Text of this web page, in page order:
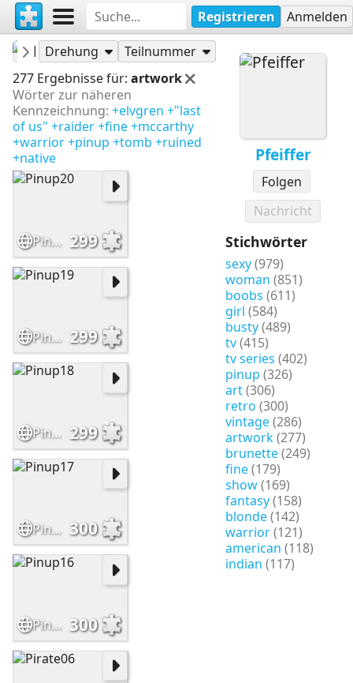
Registrieren Anmelden
Pfeiffer
Folgen
Nachricht
Stichwörter
sexy(979)
woman (851)
boobs (611)
girl (584)
busty(489)
tv(415)
tv series (402)
pinup (326)
art(306)
retro (300)
vintage(286)
artwork(277)
brunette(249)
fine(179)
show(169)
fantasy(158)
blonde(142)
warrior(121)
american (118)
indian (117)
Pfeiffer
Puzzles
Drehung
Teilnummer
277 Ergebnisse für: artwork
Wörter zur näheren
Kennzeichnung: +elvgren +"last
of us" +raider+fine+mccarthy
+warrior+pinup +tomb +ruined
+native
Pinup20 299
Pinup19 299
Pinup18 299
Pinup17 300
Pinup16 300